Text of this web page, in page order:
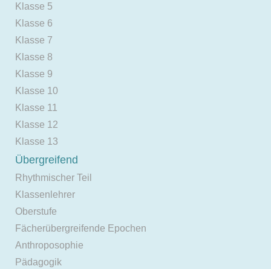
Klasse 5
Klasse 6
Klasse 7
Klasse 8
Klasse 9
Klasse 10
Klasse 11
Klasse 12
Klasse 13
Übergreifend
Rhythmischer Teil
Klassenlehrer
Oberstufe
Fächerübergreifende Epochen
Anthroposophie
Pädagogik